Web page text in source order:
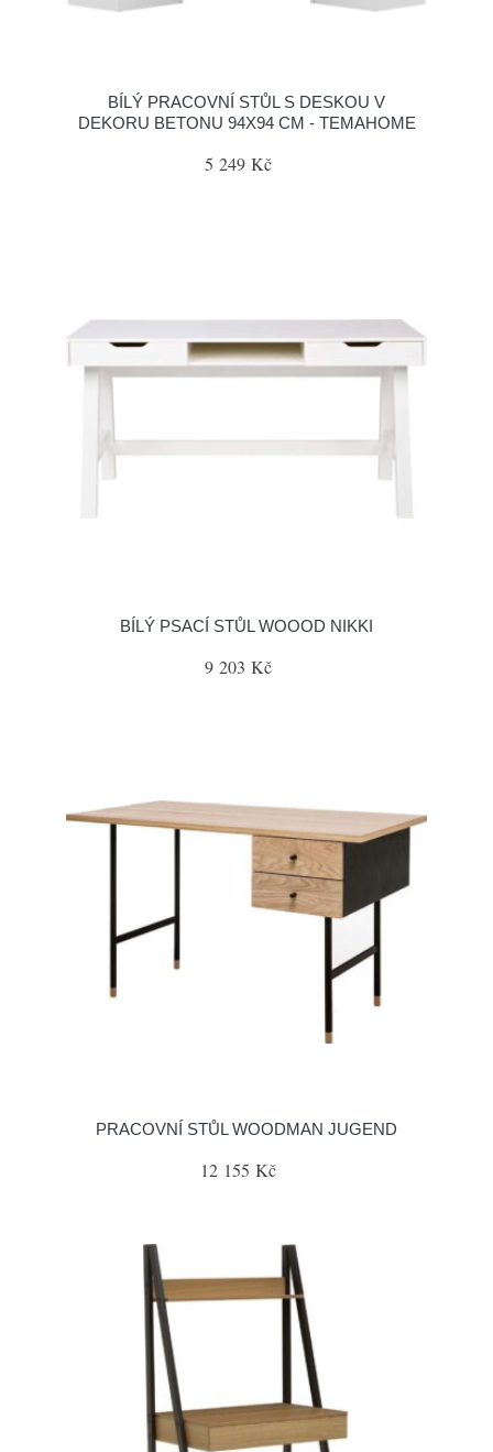
BÍLÝ PRACOVNÍ STŮL S DESKOU V
DEKORU BETONU 94X94 CM - TEMAHOME
5 249 Kč
BÍLÝ PSACÍ STŮL WOOOD NIKKI
9 203 Kč
PRACOVNÍ STŮL WOODMAN JUGEND
12 155 Kč